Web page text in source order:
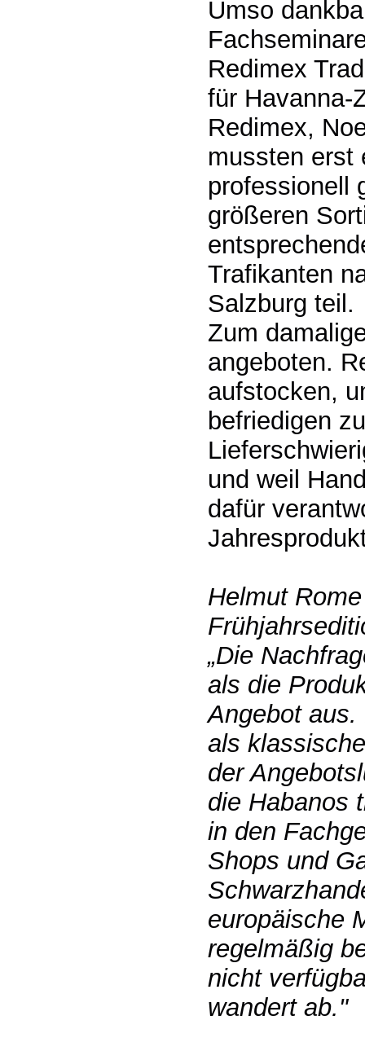
Umso
Redimex
für Havanna-
Redimex,
mussten erst
professionell
größeren
Trafikanten
Salzburg teil.
Zum
angeboten.
aufstocken,
befriedigen
und weil
dafür
Helmut
„Die
als die
Angebot
als
der
die Habanos
in den
Shops und
europäische
regelmäßig
nicht
wandert ab."